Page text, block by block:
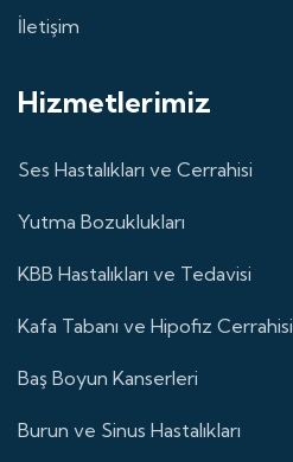
İletişim
Hizmetlerimiz
Ses Hastalıkları ve Cerrahisi
Yutma Bozuklukları
KBB Hastalıkları ve Tedavisi
Kafa Tabanı ve Hipofiz Cerrahisi
Baş Boyun Kanserleri
Burun ve Sinus Hastalıkları